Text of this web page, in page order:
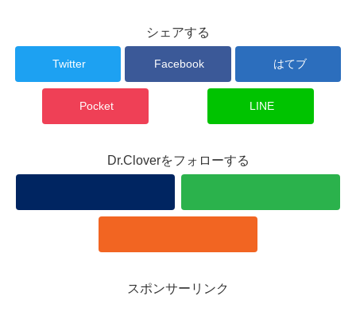
シェアする
Twitter Facebook はてブ
Pocket LINE
Dr.Cloverをフォローする
スポンサーリンク